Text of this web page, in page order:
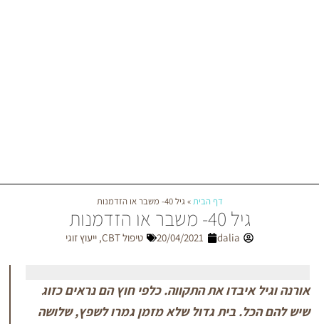
20/04/2021 טיפול CBT ,ייעוץ זוגי
את התקווה. כלפי חוץ הם נראים כזוג
בית גדול שלא מזמן גמרו לשפץ, שלושה